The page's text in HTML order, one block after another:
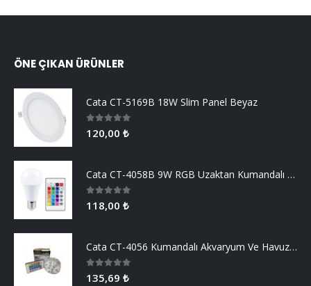
ÖNE ÇIKAN ÜRÜNLER
Cata CT-5169B 18W Slim Panel Beyaz
0 5 üzerinden
120,00 ₺
Cata CT-4058B 9W RGB Uzaktan Kumandalı Led Ampul Beyaz Işık
0 5 üzerinden
118,00 ₺
Cata CT-4056 Kumandalı Akvaryum Ve Havuz Aydınlatma
0 5 üzerinden
135,69 ₺